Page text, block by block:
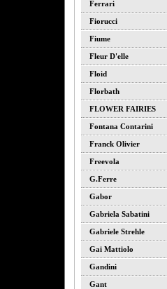
Ferrari
Fiorucci
Fiume
Fleur D'elle
Floid
Florbath
FLOWER FAIRIES
Fontana Contarini
Franck Olivier
Freevola
G.ferre
Gabor
Gabriela Sabatini
Gabriele Strehle
Gai Mattiolo
Gandini
Gant